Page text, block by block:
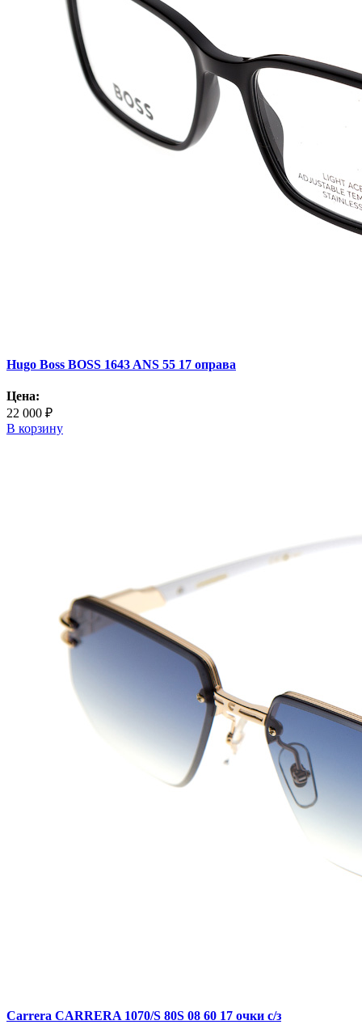
Hugo Boss BOSS 1643 ANS 55 17 оправа
Цена:
22 000 ₽
В корзину
Carrera CARRERA 1070/S 80S 08 60 17 очки с/з